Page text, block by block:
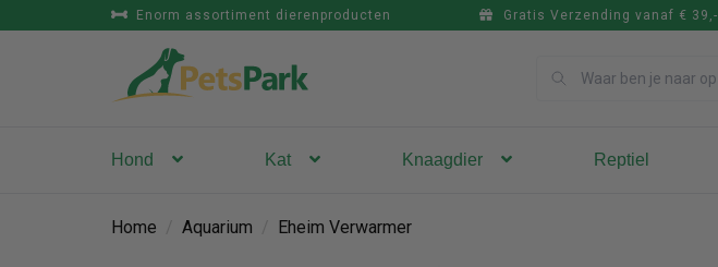
Enorm assortiment dierenproducten Gratis Verzending vanaf € 39,-
Hond Kat Knaagdier Reptiel
Home Aquarium Eheim Verwarmer